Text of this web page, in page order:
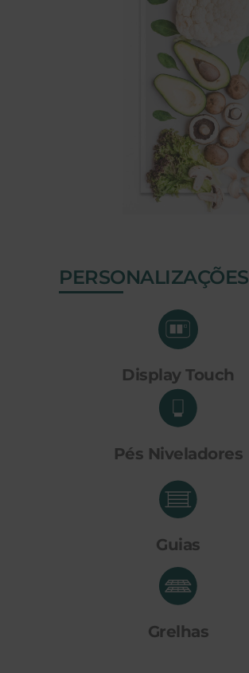
PERSONALIZAÇÕES
Display Touch
Pés Niveladores
Guias
Grelhas